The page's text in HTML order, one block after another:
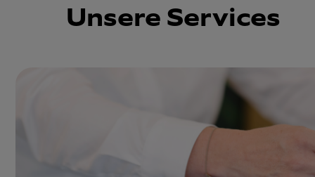
Unsere Services